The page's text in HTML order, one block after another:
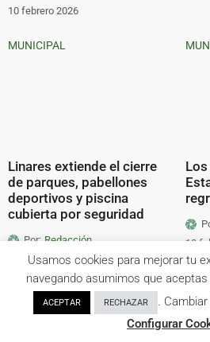
10 febrero 2026
MUNICIPAL
Linares extiende el cierre
de parques, pabellones
deportivos y piscina
cubierta por seguridad
Por: Redacción
10 febrero 2026
10
ECONOMÍA
Usamos cookies para mejorar tu
navegando asumimos que aceptas
ACEPTAR RECHAZAR
.
Configurar